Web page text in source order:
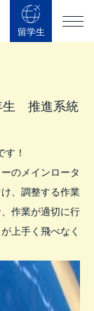
留学生
生 推進系統
！
のメインロータ
、調整する作業
作業が適切に行
上手く飛べなく